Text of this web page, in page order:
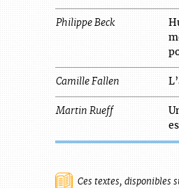
Philippe Beck
Camille Fallen
Martin Rueff
Ces textes, disponibles